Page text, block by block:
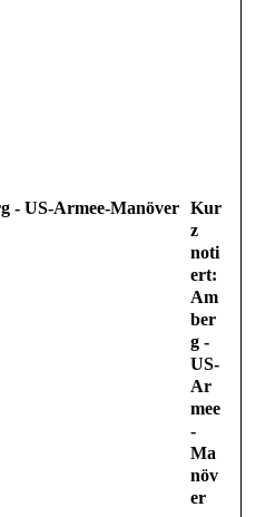
Kur
z
noti
ert:
Am
ber
g -
US-
Ar
mee
-
Ma
növ
er